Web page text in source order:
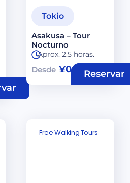
Tokio
Asakusa – Tour
Nocturno
Aprox. 2.5 horas.
Desde ¥0 Reservar
Free Walking Tours